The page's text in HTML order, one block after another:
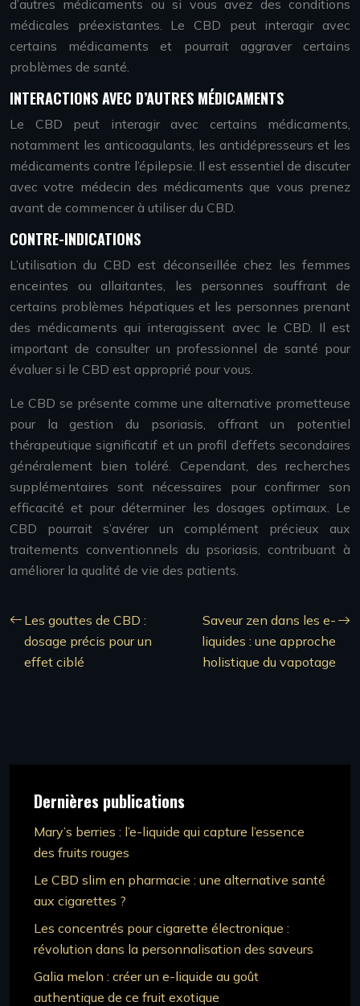
d’autres médicaments ou si vous avez des conditions
médicales préexistantes. Le CBD peut interagir avec
certains médicaments et pourrait aggraver certains
problèmes de santé.
INTERACTIONS AVEC D’AUTRES MÉDICAMENTS
Le CBD peut interagir avec certains médicaments,
notamment les anticoagulants, les antidépresseurs et les
médicaments contre l’épilepsie. Il est essentiel de discuter
avec votre médecin des médicaments que vous prenez
avant de commencer à utiliser du CBD.
CONTRE-INDICATIONS
L’utilisation du CBD est déconseillée chez les femmes
enceintes ou allaitantes, les personnes souffrant de
certains problèmes hépatiques et les personnes prenant
des médicaments qui interagissent avec le CBD. Il est
important de consulter un professionnel de santé pour
évaluer si le CBD est approprié pour vous.
Le CBD se présente comme une alternative prometteuse
pour la gestion du psoriasis, offrant un potentiel
thérapeutique significatif et un profil d’effets secondaires
généralement bien toléré. Cependant, des recherches
supplémentaires sont nécessaires pour confirmer son
efficacité et pour déterminer les dosages optimaux. Le
CBD pourrait s’avérer un complément précieux aux
traitements conventionnels du psoriasis, contribuant à
améliorer la qualité de vie des patients.
Les gouttes de CBD :
dosage précis pour un
effet ciblé
Saveur zen dans les e-
liquides : une approche
holistique du vapotage
Dernières publications
Mary’s berries : l’e-liquide qui capture l’essence
des fruits rouges
Le CBD slim en pharmacie : une alternative santé
aux cigarettes ?
Les concentrés pour cigarette électronique :
révolution dans la personnalisation des saveurs
Galia melon : créer un e-liquide au goût
authentique de ce fruit exotique